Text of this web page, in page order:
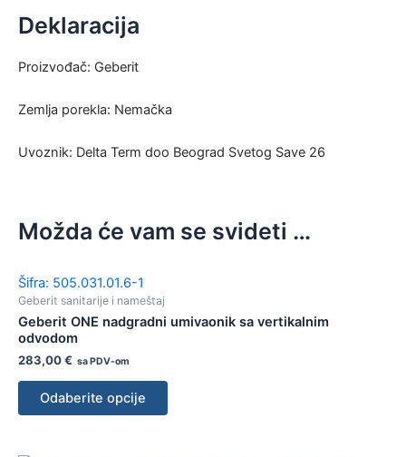
Deklaracija
Proizvođač: Geberit
Zemlja porekla: Nemačka
Uvoznik: Delta Term doo Beograd Svetog Save 26
Možda će vam se svideti …
Šifra: 505.031.01.6-1
Geberit sanitarije i nameštaj
Geberit ONE nadgradni umivaonik sa vertikalnim
odvodom
283,00€ sa PDV-om
Odaberite opcije